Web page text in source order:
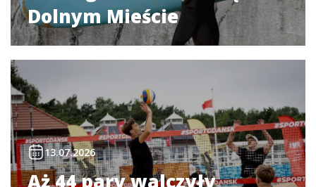
Dolnym Mieście
13.07.2026
Aż 44 pary walczyły